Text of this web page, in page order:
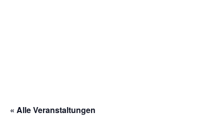
Kirchen
« Alle Veranstaltungen